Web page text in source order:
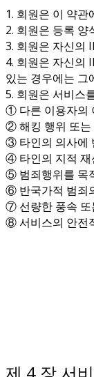
1. 회원은 이 약
2. 회원은 등록
3. 회원은 자신의
4. 회원은 자신의
있는 경우에는 그
5. 회원은 서비스
① 다른 이용자의
② 해킹 행위 또는
③ 타인의 의사에
④ 타인의 지적 재
⑤ 범죄행위를 목
⑥ 반국가적 범죄
⑦ 선량한 풍속 또
⑧ 서비스의 안전
제 4 장 서